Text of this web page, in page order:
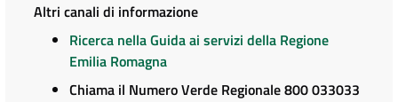
Altri canali di informazione
Ricerca nella Guida ai servizi della Regione
Emilia Romagna
Chiama il Numero Verde Regionale 800 033033